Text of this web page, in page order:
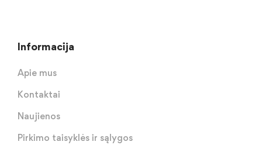
Informacija
Apie mus
Kontaktai
Naujienos
Pirkimo taisyklės ir sąlygos